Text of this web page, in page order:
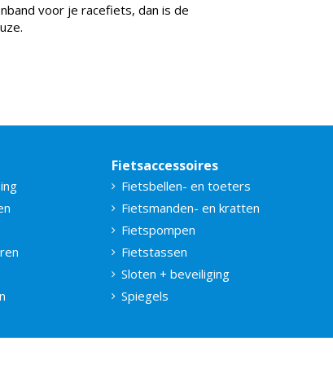
voor je racefiets, dan is de
Fietsaccessoires
Fietsbellen- en toeters
Fietsmanden- en kratten
Fietspompen
Fietstassen
Sloten + beveiliging
Spiegels